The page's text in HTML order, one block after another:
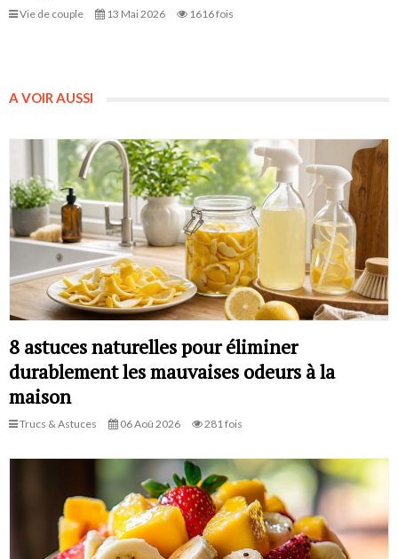
Vie de couple 13 Mai 2026 1616 fois
A VOIR AUSSI
8 astuces naturelles pour éliminer
durablement les mauvaises odeurs à la
maison
Trucs & Astuces 06 Aoû 2026 281 fois